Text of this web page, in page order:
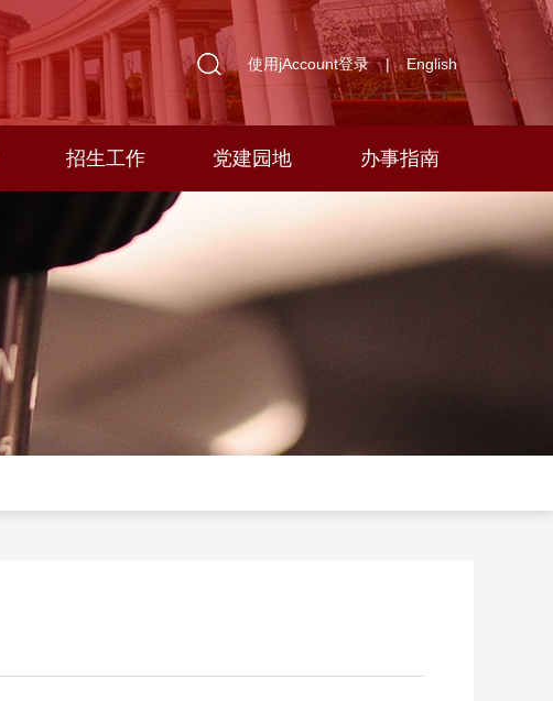
使用jAccount登录 | English
招生工作 党建园地 办事指南